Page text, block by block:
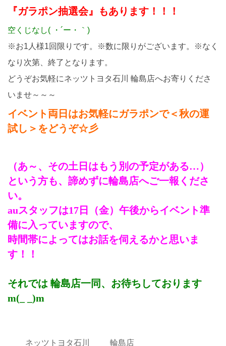
『ガラポン抽選会』もあります！！！
空くじなし( ・´ー・｀)
※お1人様1回限りです。※数に限りがございます。※なく
なり次第、終了となります。
どうぞお気軽にネッツトヨタ石川 輪島店へお寄りくださ
いませ～～～
イベント両日はお気軽にガラポンで＜秋の運
試し＞をどうぞ☆彡
（あ～、その土日はもう別の予定がある…）
という方も、諦めずに輪島店へご一報くださ
い。
auスタッフは17日（金）午後からイベント準
備に入っていますので、
時間帯によってはお話を伺えるかと思いま
す！！
それでは 輪島店一同、お待ちしております
m(_ _)m
ネッツトヨタ石川 輪島店